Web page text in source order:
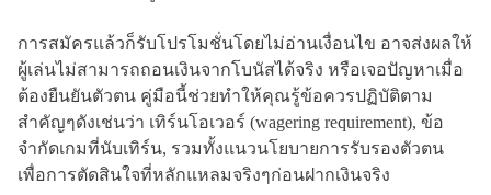
การสมัครแล้วก็รับโปรโมชั่นโดยไม่อ่านเงื่อนไข อาจส่งผลให้
ผู้เล่นไม่สามารถถอนเงินจากโบนัสได้จริง หรือเจอปัญหาเมื่อ
ต้องยืนยันตัวตน คู่มือนี้ช่วยทำให้คุณรู้ข้อควรปฏิบัติตาม
สำคัญๆดังเช่นว่า เทิร์นโอเวอร์ (wagering requirement), ข้อ
จำกัดเกมที่นับเทิร์น, รวมทั้งแนวนโยบายการรับรองตัวตน
เพื่อการตัดสินใจที่หลักแหลมจริงๆก่อนฝากเงินจริง